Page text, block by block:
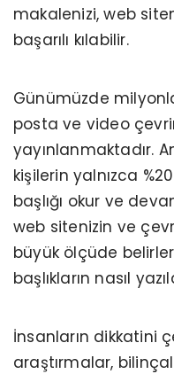
makalenizi, web
başarılı kılabilir.
Günümüzde
posta ve video
yayınlanmaktadır.
kişilerin yalnızca
başlığı okur ve
web sitenizin ve
büyük ölçüde
başlıkların nasıl
İnsanların dikkatini
araştırmalar,